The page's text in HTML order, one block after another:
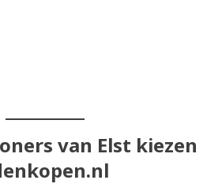
van Elst kiezen